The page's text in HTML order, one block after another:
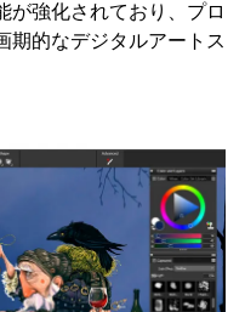
が強化されており、プロ
期的なデジタルアートス